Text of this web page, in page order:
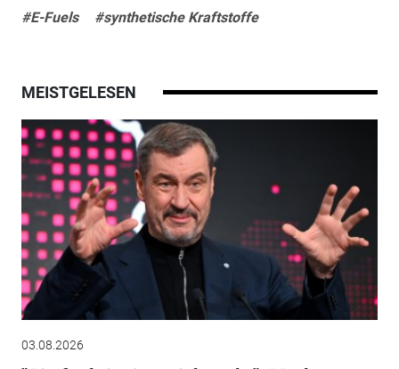
#E-Fuels #synthetische Kraftstoffe
MEISTGELESEN
03.08.2026